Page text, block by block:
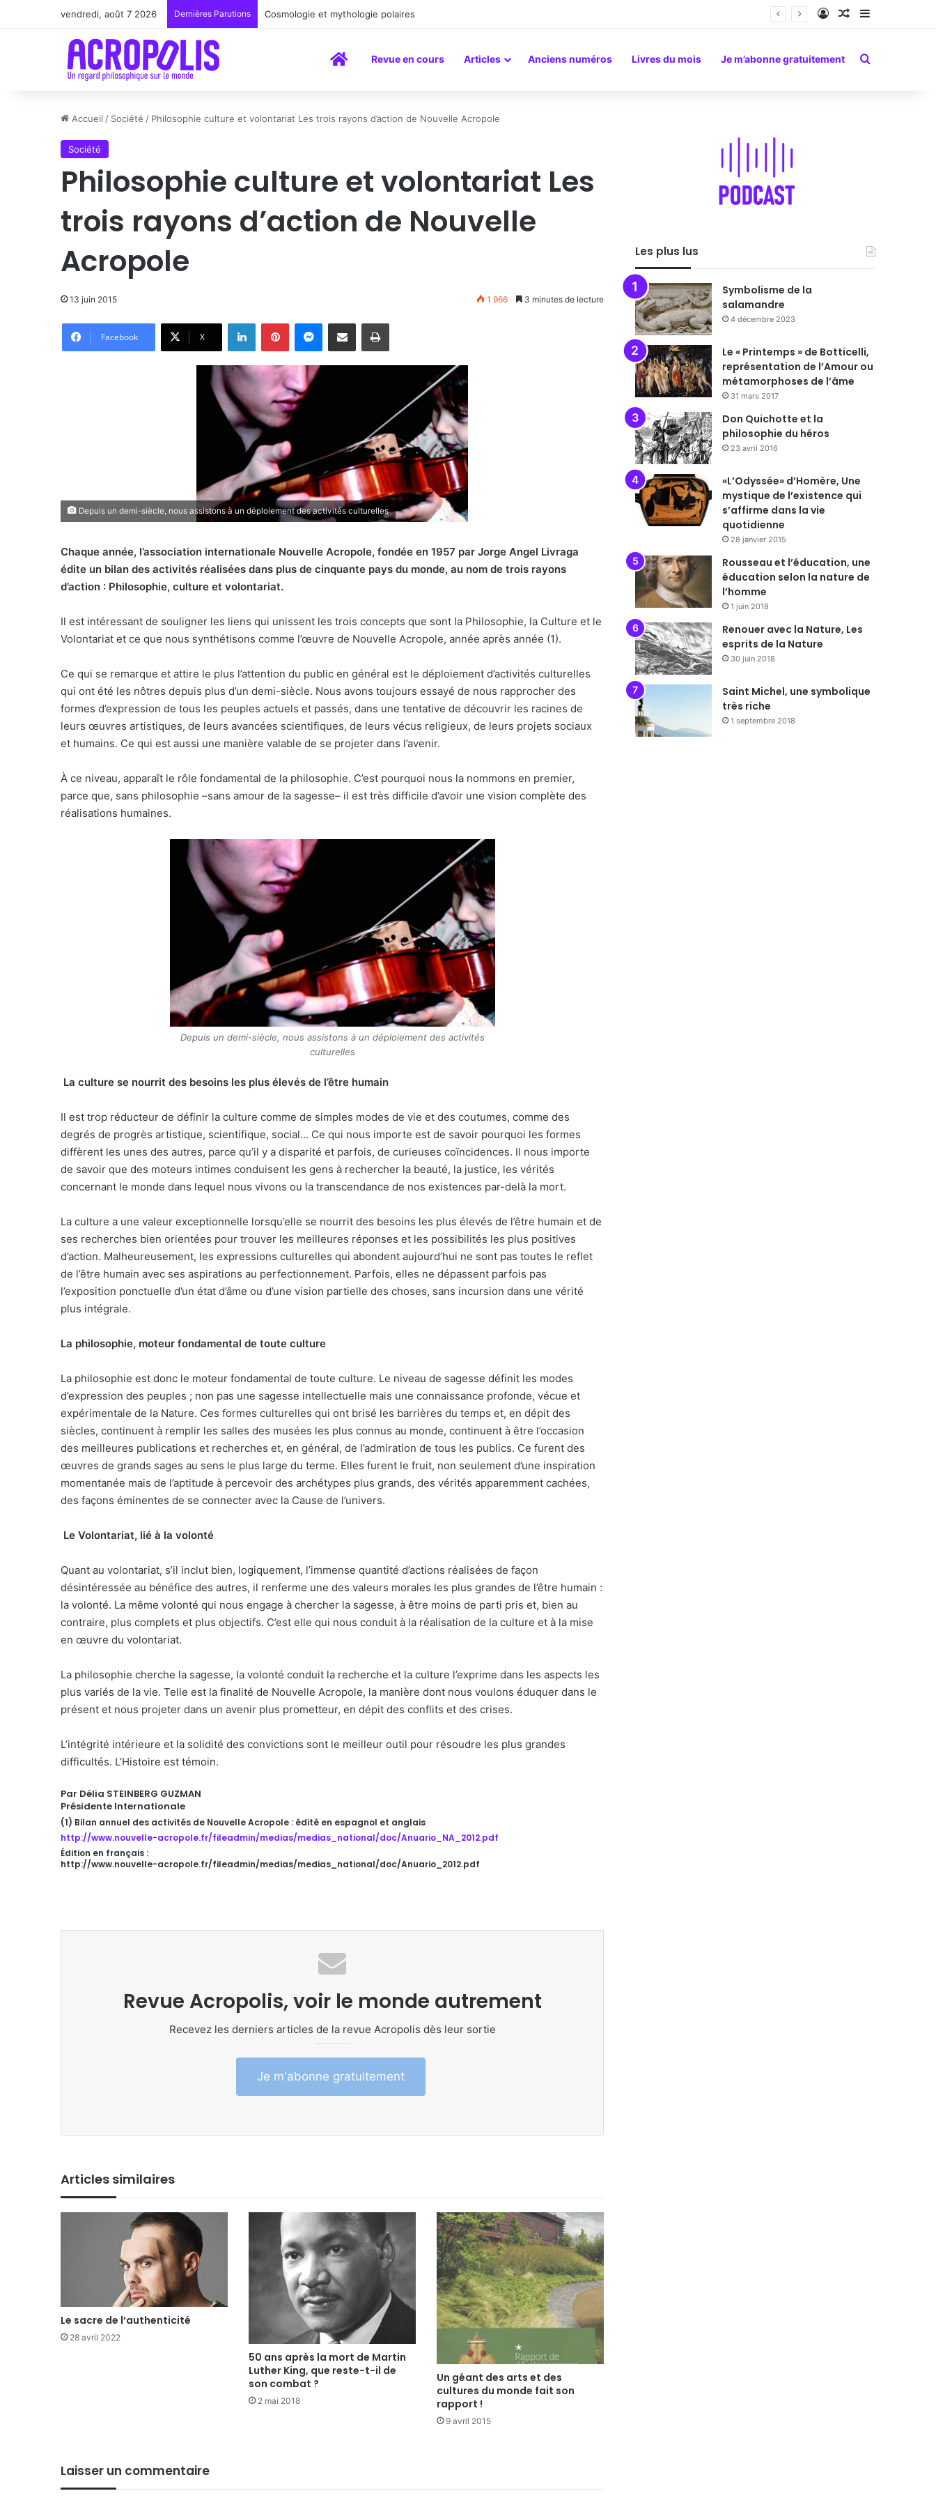
vendredi, août 7 2026 Dernières Parutions Renoir : la peinture comme un art du lien Connexion
Article Aléatoire
Sidebar
AccueilRevue en cours Articles Anciens numéros Livres du mois Je m’abonne gratuitement Rechercher
Accueil / Société / Philosophie culture et volontariat Les trois rayons d’action de Nouvelle Acropole
Société
Philosophie culture et volontariat Les
trois rayons d’action de Nouvelle
Acropole
13 juin 2015 1 966 3 minutes de lecture
Facebook X
LinkedinPinterestMessenger
Partager par email Imprimer
Depuis un demi-siècle, nous assistons à un déploiement des activités culturelles
Chaque année, l’association internationale Nouvelle Acropole, fondée en 1957 par Jorge Angel Livraga
édite un bilan des activités réalisées dans plus de cinquante pays du monde, au nom de trois rayons
d’action : Philosophie, culture et volontariat.
Il est intéressant de souligner les liens qui unissent les trois concepts que sont la Philosophie, la Culture et le
Volontariat et ce que nous synthétisons comme l’œuvre de Nouvelle Acropole, année après année (1).
Ce qui se remarque et attire le plus l’attention du public en général est le déploiement d’activités culturelles
qui ont été les nôtres depuis plus d’un demi-siècle. Nous avons toujours essayé de nous rapprocher des
formes d’expression de tous les peuples actuels et passés, dans une tentative de découvrir les racines de
leurs œuvres artistiques, de leurs avancées scientifiques, de leurs vécus religieux, de leurs projets sociaux
et humains. Ce qui est aussi une manière valable de se projeter dans l’avenir.
À ce niveau, apparaît le rôle fondamental de la philosophie. C’est pourquoi nous la nommons en premier,
parce que, sans philosophie –sans amour de la sagesse– il est très difficile d’avoir une vision complète des
réalisations humaines.
Depuis un demi-siècle, nous assistons à un déploiement des activités
culturelles
La culture se nourrit des besoins les plus élevés de l’être humain
Il est trop réducteur de définir la culture comme de simples modes de vie et des coutumes, comme des
degrés de progrès artistique, scientifique, social… Ce qui nous importe est de savoir pourquoi les formes
diffèrent les unes des autres, parce qu’il y a disparité et parfois, de curieuses coïncidences. Il nous importe
de savoir que des moteurs intimes conduisent les gens à rechercher la beauté, la justice, les vérités
concernant le monde dans lequel nous vivons ou la transcendance de nos existences par-delà la mort.
La culture a une valeur exceptionnelle lorsqu’elle se nourrit des besoins les plus élevés de l’être humain et de
ses recherches bien orientées pour trouver les meilleures réponses et les possibilités les plus positives
d’action. Malheureusement, les expressions culturelles qui abondent aujourd’hui ne sont pas toutes le reflet
de l’être humain avec ses aspirations au perfectionnement. Parfois, elles ne dépassent parfois pas
l’exposition ponctuelle d’un état d’âme ou d’une vision partielle des choses, sans incursion dans une vérité
plus intégrale.
La philosophie, moteur fondamental de toute culture
La philosophie est donc le moteur fondamental de toute culture. Le niveau de sagesse définit les modes
d’expression des peuples ; non pas une sagesse intellectuelle mais une connaissance profonde, vécue et
expérimentale de la Nature. Ces formes culturelles qui ont brisé les barrières du temps et, en dépit des
siècles, continuent à remplir les salles des musées les plus connus au monde, continuent à être l’occasion
des meilleures publications et recherches et, en général, de l’admiration de tous les publics. Ce furent des
œuvres de grands sages au sens le plus large du terme. Elles furent le fruit, non seulement d’une inspiration
momentanée mais de l’aptitude à percevoir des archétypes plus grands, des vérités apparemment cachées,
des façons éminentes de se connecter avec la Cause de l’univers.
Le Volontariat, lié à la volonté
Quant au volontariat, s’il inclut bien, logiquement, l’immense quantité d’actions réalisées de façon
désintéressée au bénéfice des autres, il renferme une des valeurs morales les plus grandes de l’être humain :
la volonté. La même volonté qui nous engage à chercher la sagesse, à être moins de parti pris et, bien au
contraire, plus complets et plus objectifs. C’est elle qui nous conduit à la réalisation de la culture et à la mise
en œuvre du volontariat.
La philosophie cherche la sagesse, la volonté conduit la recherche et la culture l’exprime dans les aspects les
plus variés de la vie. Telle est la finalité de Nouvelle Acropole, la manière dont nous voulons éduquer dans le
présent et nous projeter dans un avenir plus prometteur, en dépit des conflits et des crises.
L’intégrité intérieure et la solidité des convictions sont le meilleur outil pour résoudre les plus grandes
difficultés. L’Histoire est témoin.
Par Délia STEINBERG GUZMAN
Présidente Internationale
(1) Bilan annuel des activités de Nouvelle Acropole : édité en espagnol et anglais
http://www.nouvelle-acropole.fr/fileadmin/medias/medias_national/doc/Anuario_NA_2012.pdf
Édition en français :
http://www.nouvelle-acropole.fr/fileadmin/medias/medias_national/doc/Anuario_2012.pdf
Revue Acropolis, voir le monde autrement
Recevez les derniers articles de la revue Acropolis dès leur sortie
Je m'abonne gratuitement
Articles similaires
Le sacre de l’authenticité
28 avril 2022
50 ans après la mort de Martin
Luther King, que reste-t-il de
son combat ?
2 mai 2018
Un géant des arts et des
cultures du monde fait son
rapport !
9 avril 2015
Laisser un commentaire
Les plus lus
Symbolisme de la
salamandre
4 décembre 2023
Le « Printemps » de Botticelli,
représentation de l’Amour ou
métamorphoses de l’âme
31 mars 2017
Don Quichotte et la
philosophie du héros
23 avril 2016
«L’Odyssée» d’Homère, Une
mystique de l’existence qui
s’affirme dans la vie
quotidienne
28 janvier 2015
Rousseau et l’éducation, une
éducation selon la nature de
l’homme
1 juin 2018
Renouer avec la Nature, Les
esprits de la Nature
30 juin 2018
Saint Michel, une symbolique
très riche
1 septembre 2018